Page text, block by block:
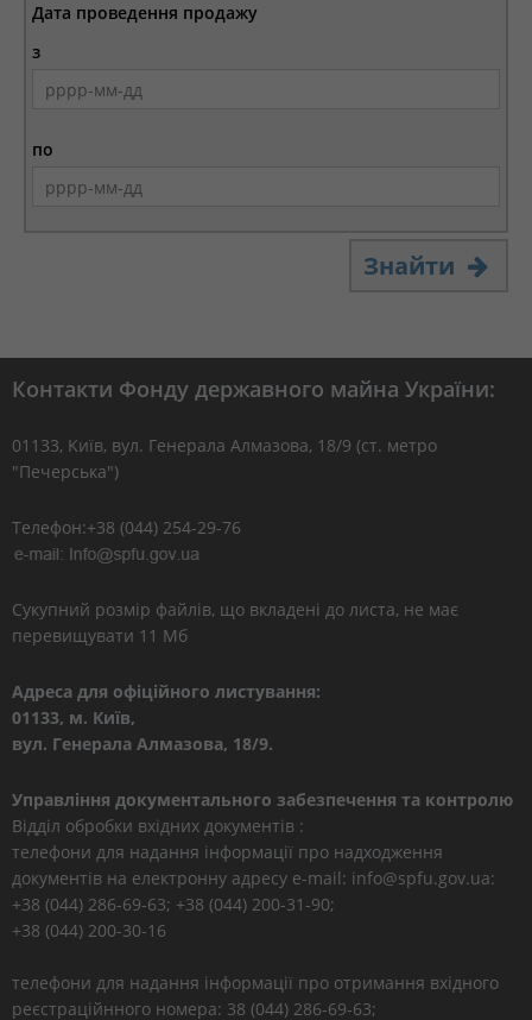
Дата проведення продажу
з
по
Знайти
Контакти Фонду державного майна України:
01133, Kиїв, вул. Генерала Алмазова, 18/9 (ст. метро
"Печерська")
Телефон:+38 (044) 254-29-76
Сукупний розмір файлів, що вкладені до листа, не має
перевищувати 11 Мб
Адреса для офіційного листування:
01133, м. Київ,
вул. Генерала Алмазова, 18/9.
Управління документального забезпечення та контролю
Відділ обробки вхідних документів :
телефони для надання інформації про надходження
документів на електронну адресу e-mail: info@spfu.gov.ua:
+38 (044) 286-69-63; +38 (044) 200-31-90;
+38 (044) 200-30-16
телефони для надання інформації про отримання вхідного
реєстраційнного номера: 38 (044) 286-69-63;